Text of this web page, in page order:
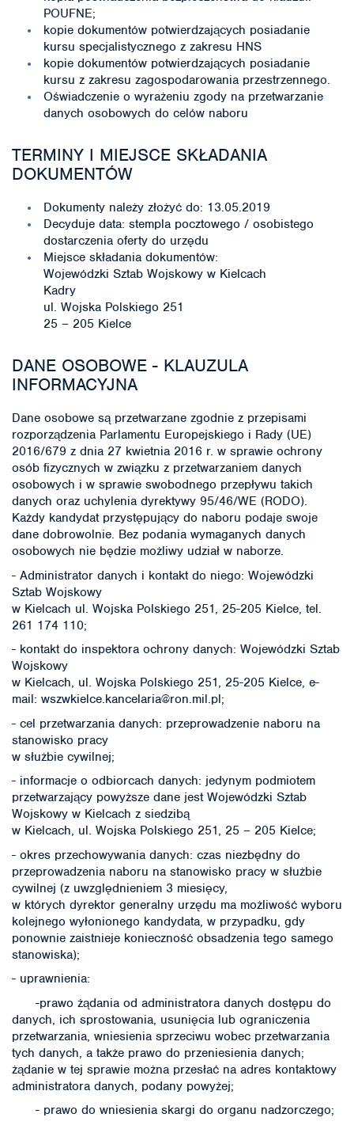
POUFNE;
kopie dokumentów potwierdzających posiadanie
kursu specjalistycznego z zakresu HNS
kopie dokumentów potwierdzających posiadanie
kursu z zakresu zagospodarowania przestrzennego.
Oświadczenie o wyrażeniu zgody na przetwarzanie
danych osobowych do celów naboru
TERMINY I MIEJSCE SKŁADANIA
DOKUMENTÓW
Dokumenty należy złożyć do: 13.05.2019
Decyduje data: stempla pocztowego / osobistego
dostarczenia oferty do urzędu
Miejsce składania dokumentów:
Wojewódzki Sztab Wojskowy w Kielcach
Kadry
ul. Wojska Polskiego 251
25 – 205 Kielce
DANE OSOBOWE - KLAUZULA
INFORMACYJNA
Dane osobowe są przetwarzane zgodnie z przepisami
rozporządzenia Parlamentu Europejskiego i Rady (UE)
2016/679 z dnia 27 kwietnia 2016 r. w sprawie ochrony
osób fizycznych w związku z przetwarzaniem danych
osobowych i w sprawie swobodnego przepływu takich
danych oraz uchylenia dyrektywy 95/46/WE (RODO).
Każdy kandydat przystępujący do naboru podaje swoje
dane dobrowolnie. Bez podania wymaganych danych
osobowych nie będzie możliwy udział w naborze.
- Administrator danych i kontakt do niego: Wojewódzki
Sztab Wojskowy
w Kielcach ul. Wojska Polskiego 251, 25-205 Kielce, tel.
261 174 110;
- kontakt do inspektora ochrony danych: Wojewódzki Sztab
Wojskowy
w Kielcach, ul. Wojska Polskiego 251, 25-205 Kielce, e-
mail: wszwkielce.kancelaria@ron.mil.pl;
- cel przetwarzania danych: przeprowadzenie naboru na
stanowisko pracy
w służbie cywilnej;
- informacje o odbiorcach danych: jedynym podmiotem
przetwarzający powyższe dane jest Wojewódzki Sztab
Wojskowy w Kielcach z siedzibą
w Kielcach, ul. Wojska Polskiego 251, 25 – 205 Kielce;
- okres przechowywania danych: czas niezbędny do
przeprowadzenia naboru na stanowisko pracy w służbie
cywilnej (z uwzględnieniem 3 miesięcy,
w których dyrektor generalny urzędu ma możliwość wyboru
kolejnego wyłonionego kandydata, w przypadku, gdy
ponownie zaistnieje konieczność obsadzenia tego samego
stanowiska);
- uprawnienia:
-prawo żądania od administratora danych dostępu do
danych, ich sprostowania, usunięcia lub ograniczenia
przetwarzania, wniesienia sprzeciwu wobec przetwarzania
tych danych, a także prawo do przeniesienia danych;
żądanie w tej sprawie można przesłać na adres kontaktowy
administratora danych, podany powyżej;
- prawo do wniesienia skargi do organu nadzorczego;